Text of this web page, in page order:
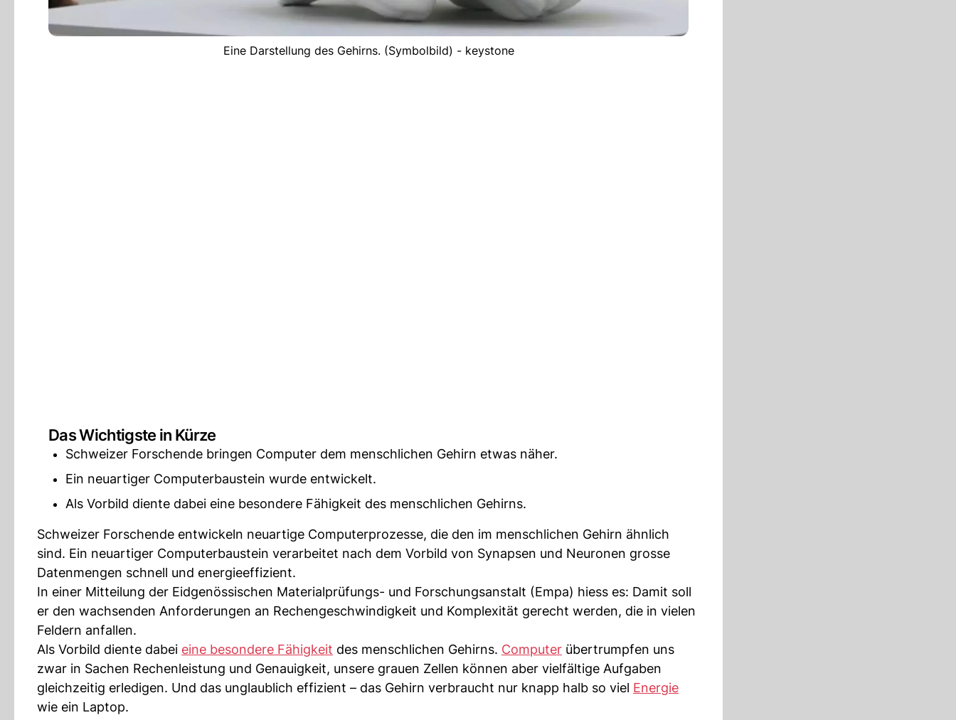
Eine Darstellung des Gehirns. (Symbolbild) - keystone
Das Wichtigste in Kürze
Schweizer Forschende bringen Computer dem menschlichen Gehirn etwas näher.
Ein neuartiger Computerbaustein wurde entwickelt.
Als Vorbild diente dabei eine besondere Fähigkeit des menschlichen Gehirns.
Schweizer Forschende entwickeln neuartige Computerprozesse, die den im menschlichen Gehirn ähnlich
sind. Ein neuartiger Computerbaustein verarbeitet nach dem Vorbild von Synapsen und Neuronen grosse
Datenmengen schnell und energieeffizient.
In einer Mitteilung der Eidgenössischen Materialprüfungs- und Forschungsanstalt (Empa) hiess es: Damit soll
er den wachsenden Anforderungen an Rechengeschwindigkeit und Komplexität gerecht werden, die in vielen
Feldern anfallen.
Als Vorbild diente dabei eine besondere Fähigkeit des menschlichen Gehirns. Computer übertrumpfen uns
zwar in Sachen Rechenleistung und Genauigkeit, unsere grauen Zellen können aber vielfältige Aufgaben
gleichzeitig erledigen. Und das unglaublich effizient – das Gehirn verbraucht nur knapp halb so viel Energie
wie ein Laptop.